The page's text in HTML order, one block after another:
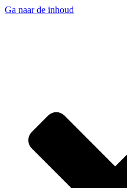
Ga naar de inhoud